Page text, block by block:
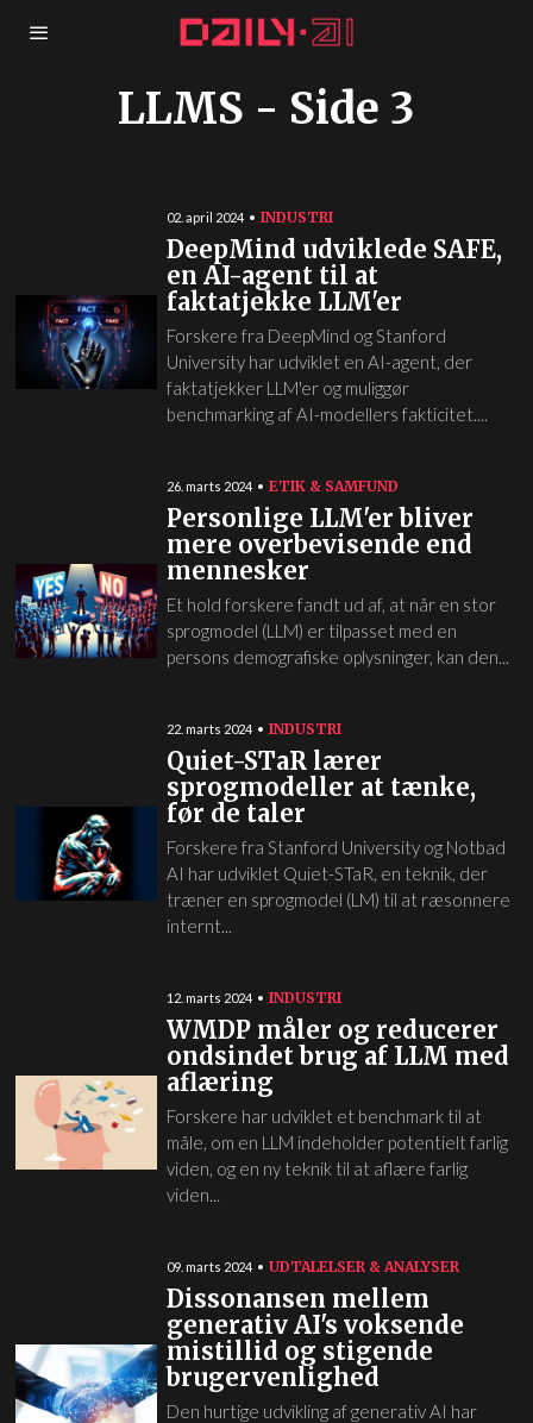
LLMS - Side 3
02. april 2024 INDUSTRI
DeepMind udviklede SAFE,
en AI-agent til at
faktatjekke LLM'er
Forskere fra DeepMind og Stanford
University har udviklet en AI-agent, der
faktatjekker LLM'er og muliggør
benchmarking af AI-modellers fakticitet....
26. marts 2024 ETIK & SAMFUND
Personlige LLM'er bliver
mere overbevisende end
mennesker
Et hold forskere fandt ud af, at når en stor
sprogmodel (LLM) er tilpasset med en
persons demografiske oplysninger, kan den...
22. marts 2024 INDUSTRI
Quiet-STaR lærer
sprogmodeller at tænke,
før de taler
Forskere fra Stanford University og Notbad
AI har udviklet Quiet-STaR, en teknik, der
træner en sprogmodel (LM) til at ræsonnere
internt...
12. marts 2024 INDUSTRI
WMDP måler og reducerer
ondsindet brug af LLM med
aflæring
Forskere har udviklet et benchmark til at
måle, om en LLM indeholder potentielt farlig
viden, og en ny teknik til at aflære farlig
viden...
09. marts 2024 UDTALELSER & ANALYSER
Dissonansen mellem
generativ AI's voksende
mistillid og stigende
brugervenlighed
Den hurtige udvikling af generativ AI har